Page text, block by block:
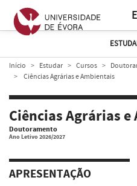
Início Estudar Cursos
Ciências Agrárias e Ambientais
Ciências Agrárias
Doutoramento
Ano Letivo 2026/2027
APRESENTAÇÃO